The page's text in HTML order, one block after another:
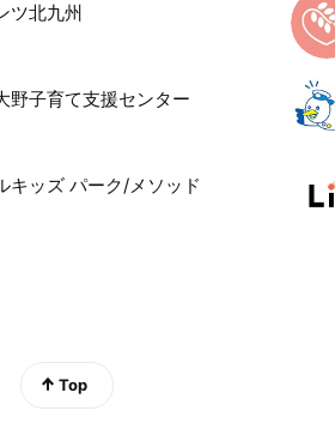
ツ北九州
野子育て支援センター
キッズ パーク/メソッド
Top